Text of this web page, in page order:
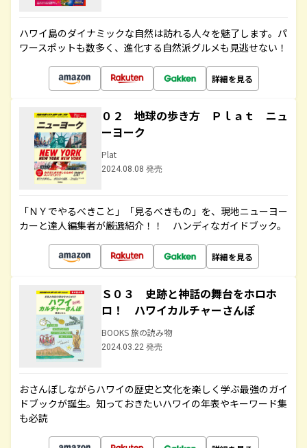
ハワイ島のダイナミックな自然は訪れる人々を魅了します。パ
ワースポットも数多く、進化する自然派グルメも見逃せない！
詳細を見る
０２ 地球の歩き方 Ｐｌａｔ ニュ
ーヨーク
Plat
2024.08.08 発売
「ＮＹでやるべきこと」「見るべきもの」を、現地ニューヨー
カーと達人編集者が厳選紹介！！ ハンディなガイドブック。
詳細を見る
Ｓ０３ 史跡と神話の舞台をホロホ
ロ！ ハワイカルチャーさんぽ
BOOKS 旅の読み物
2024.03.22 発売
おさんぽしながらハワイの歴史と文化を楽しく学ぶ最強のガイ
ドブックが誕生。知っておきたいハワイの年表やキーワード集
も必読